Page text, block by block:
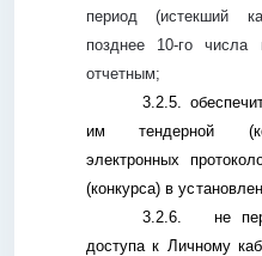
период (истекший
позднее 10-го
отчетным;
3.2.5.
им тендерной
электронных
(конкурса) в
3.2.6.
не
доступа к Личному